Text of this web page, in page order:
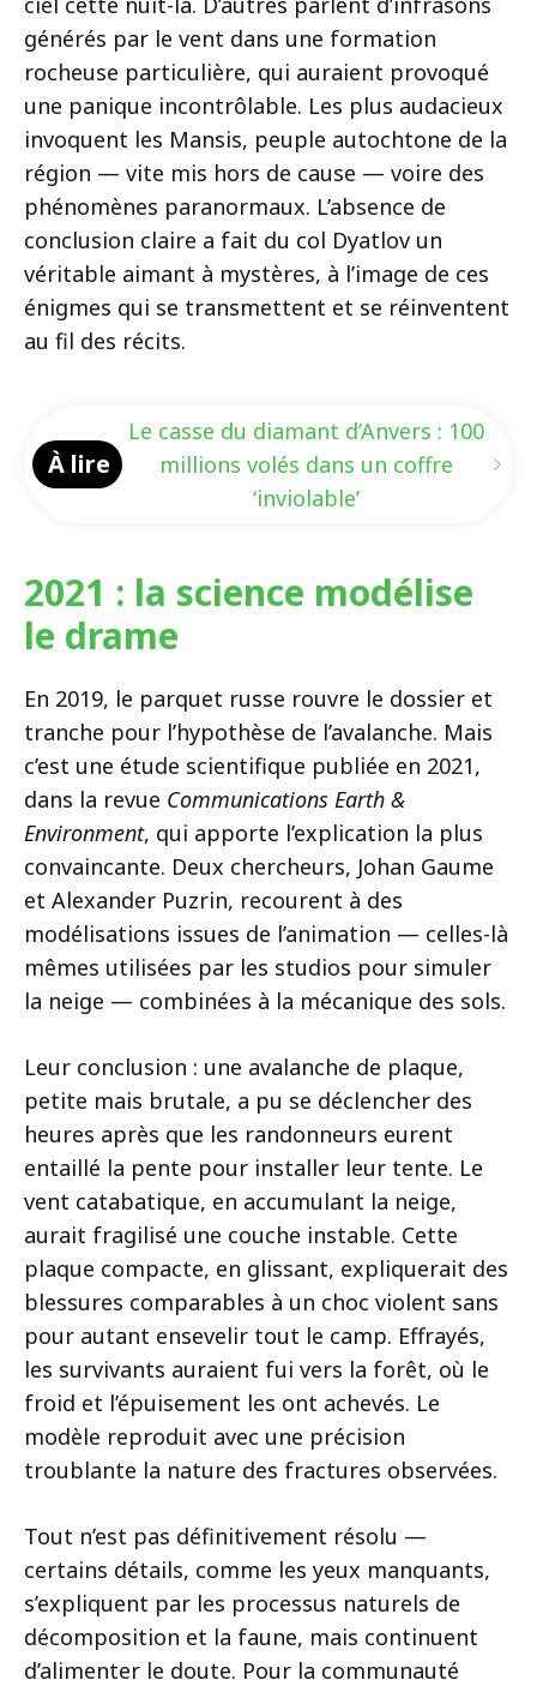
générés par le vent dans une formation
rocheuse particulière, qui auraient provoqué
une panique incontrôlable. Les plus audacieux
invoquent les Mansis, peuple autochtone de la
région — vite mis hors de cause — voire des
phénomènes paranormaux. L’absence de
conclusion claire a fait du col Dyatlov un
véritable aimant à mystères, à l’image de ces
énigmes qui se transmettent et se réinventent
au fil des récits.
À lire
Le casse du diamant d’Anvers : 100
millions volés dans un coffre
‘inviolable’
2021 : la science modélise
le drame
En 2019, le parquet russe rouvre le dossier et
tranche pour l’hypothèse de l’avalanche. Mais
c’est une étude scientifique publiée en 2021,
dans la revue Communications Earth &
Environment, qui apporte l’explication la plus
convaincante. Deux chercheurs, Johan Gaume
et Alexander Puzrin, recourent à des
modélisations issues de l’animation — celles-là
mêmes utilisées par les studios pour simuler
la neige — combinées à la mécanique des sols.
Leur conclusion : une avalanche de plaque,
petite mais brutale, a pu se déclencher des
heures après que les randonneurs eurent
entaillé la pente pour installer leur tente. Le
vent catabatique, en accumulant la neige,
aurait fragilisé une couche instable. Cette
plaque compacte, en glissant, expliquerait des
blessures comparables à un choc violent sans
pour autant ensevelir tout le camp. Effrayés,
les survivants auraient fui vers la forêt, où le
froid et l’épuisement les ont achevés. Le
modèle reproduit avec une précision
troublante la nature des fractures observées.
Tout n’est pas définitivement résolu —
certains détails, comme les yeux manquants,
s’expliquent par les processus naturels de
décomposition et la faune, mais continuent
d’alimenter le doute. Pour la communauté